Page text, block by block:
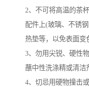
2、不可将高温的茶
配件上(玻璃、不锈
热垫等，以免表面变
3、勿用尖锐、硬性
蘸中性洗涤精或清洁
4、切忌用硬物撞击